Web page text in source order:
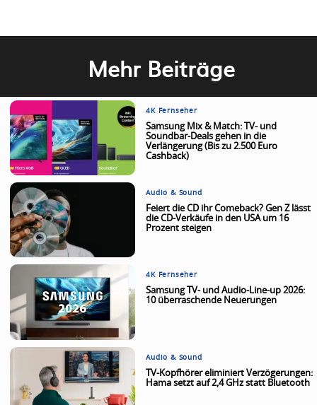
Mehr Beiträge
4K Fernseher
Samsung Mix & Match: TV- und
Soundbar-Deals gehen in die
Verlängerung (Bis zu 2.500 Euro
Cashback)
Audio & Sound
Feiert die CD ihr Comeback? Gen Z lässt
die CD-Verkäufe in den USA um 16
Prozent steigen
4K Fernseher
Samsung TV- und Audio-Line-up 2026:
10 überraschende Neuerungen
Audio & Sound
TV-Kopfhörer eliminiert Verzögerungen:
Hama setzt auf 2,4 GHz statt Bluetooth